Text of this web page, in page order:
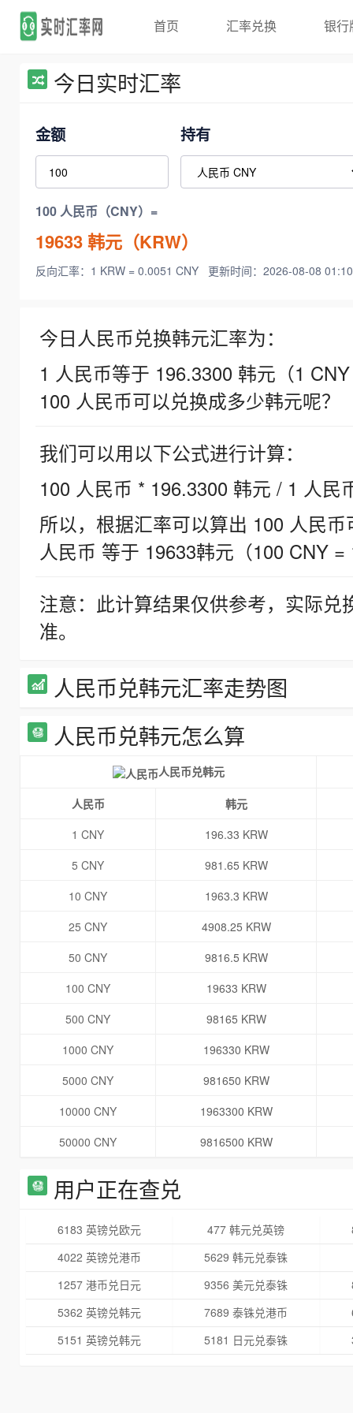
首页 汇率兑换 银行
今日实时汇率
金额 持有
100 人民币（CNY）=
19633韩元（KRW）
反向汇率：1 KRW = 0.0051 CNY 更新时间：2026-08-08
今日人民币兑换韩元汇率为：
1 人民币等于 196.3300 韩元（1
100 人民币可以兑换成多少韩元呢？
我们可以用以下公式进行计算：
100 人民币 * 196.3300 韩元 / 1 人民
所以，根据汇率可以算出 100 人民
人民币 等于 19633韩元（100 CNY =
注意：此计算结果仅供参考，实际
准。
人民币兑韩元汇率走势图
人民币兑韩元怎么算
人民币兑韩元
人民币
韩元
1 CNY
196.33 KRW
5 CNY
981.65 KRW
10 CNY
1963.3 KRW
25 CNY
4908.25 KRW
50 CNY
9816.5 KRW
100 CNY
19633 KRW
500 CNY
98165 KRW
1000 CNY
196330 KRW
5000 CNY
981650 KRW
10000 CNY
1963300 KRW
50000 CNY
9816500 KRW
用户正在查兑
6183 英镑兑欧元 477 韩元兑英镑
4022 英镑兑港币
5629 韩元兑泰铢
1257 港币兑日元
9356 美元兑泰铢
5362 英镑兑韩元
7689 泰铢兑港币
5151 英镑兑韩元
5181 日元兑泰铢